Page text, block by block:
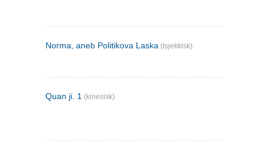
Norma, aneb Politikova Laska (tsjekkisk)
Quan ji. 1 (kinesisk)